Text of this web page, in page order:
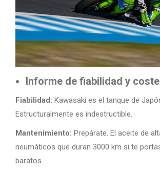
Informe de fiabilidad y
Fiabilidad: Kawasaki es el tanque de
Estructuralmente es indestructible.
Mantenimiento: Prepárate. El aceite de
neumáticos que duran 3000 km si te
baratos.